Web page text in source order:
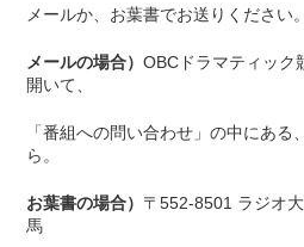
メールか、お葉書でお送りください。
メールの場合）OBCドラマティック
開いて、
「番組への問い合わせ」の中にある、
ら。
お葉書の場合） 〒552-8501 ラジオ
馬